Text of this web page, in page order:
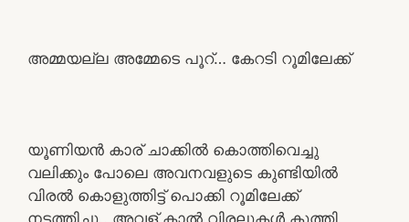
അമ്മയല്ല അമ്മേടെ പൂറ്… കേറടി റൂമിലേക്ക്
യൂണിയൻ കാര് ചാക്കിൽ കൊത്തിവെച്ചു
വലിക്കും പോലെ അവനവളുടെ കുണ്ടിയിൽ
വിരൽ കൊളുത്തിട്ട് പൊക്കി റൂമിലേക്ക്
നടത്തിച്ചു.. അവള് കാൽ വിരലുകൾ കുത്തി